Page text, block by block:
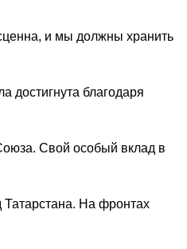
и мы должны хранить
достигнута благодаря
Свой особый вклад в
На фронтах